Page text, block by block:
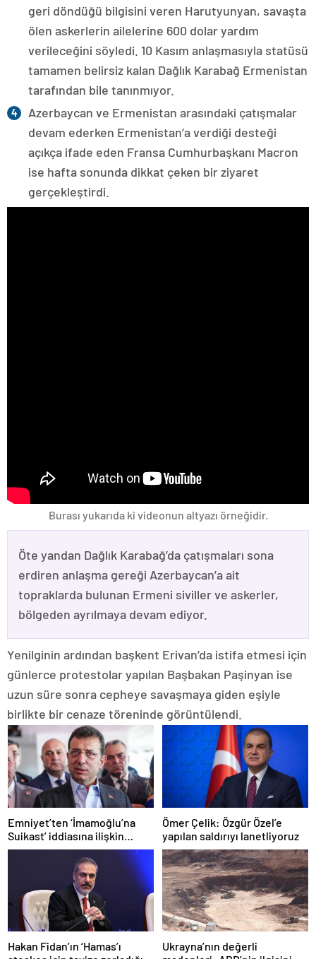
geri döndüğü bilgisini veren Harutyunyan, savaşta
ölen askerlerin ailelerine 600 dolar yardım
verileceğini söyledi. 10 Kasım anlaşmasıyla statüsü
tamamen belirsiz kalan Dağlık Karabağ Ermenistan
tarafından bile tanınmıyor.
Azerbaycan ve Ermenistan arasındaki çatışmalar
devam ederken Ermenistan’a verdiği desteği
açıkça ifade eden Fransa Cumhurbaşkanı Macron
ise hafta sonunda dikkat çeken bir ziyaret
gerçekleştirdi.
Burası yukarıda ki videonun altyazı örneğidir.
Öte yandan Dağlık Karabağ’da çatışmaları sona
erdiren anlaşma gereği Azerbaycan’a ait
topraklarda bulunan Ermeni siviller ve askerler,
bölgeden ayrılmaya devam ediyor.
Yenilginin ardından başkent Erivan’da istifa etmesi için
günlerce protestolar yapılan Başbakan Paşinyan ise
uzun süre sonra cepheye savaşmaya giden eşiyle
birlikte bir cenaze töreninde görüntülendi.
Emniyet’ten ‘İmamoğlu’na
Suikast’ iddiasına ilişkin
açıklama
Ömer Çelik: Özgür Özel’e
yapılan saldırıyı lanetliyoruz
Hakan Fidan’ın ‘Hamas’ı
Ukrayna’nın değerli